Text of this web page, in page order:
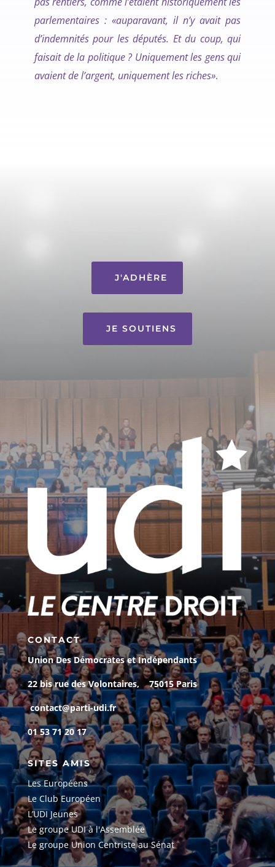
parlementaires : «auparavant, il n’y avait pas
d’indemnités pour les députés. Et du coup, qui
faisait de la politique ? Uniquement les gens qui
avaient de l’argent, uniquement les riches».
J'ADHÈRE
JE SOUTIENS
CONTACT
Union Des Démocrates et Indépendants
22 bis rue des Volontaires, 75015 Paris
contact@parti-udi.fr
01 53 71 20 17
SITES AMIS
Les Européens
Le Club Européen
L’UDI Jeunes
Le groupe UDI à l'Assemblée
Le groupe Union Centriste au Sénat